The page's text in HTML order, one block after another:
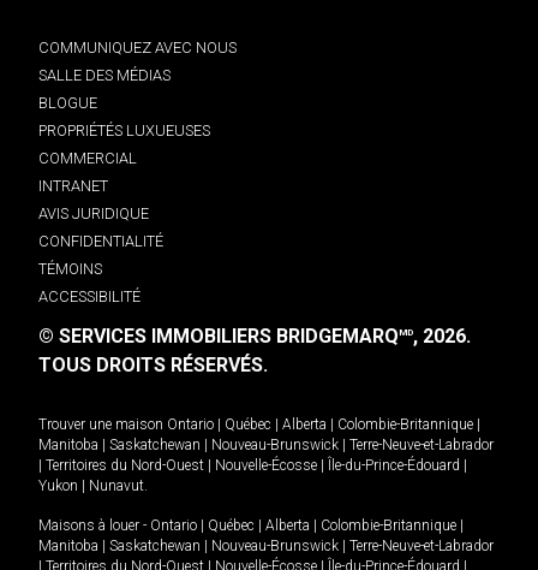
COMMUNIQUEZ AVEC NOUS
SALLE DES MÉDIAS
BLOGUE
PROPRIÉTÉS LUXUEUSES
COMMERCIAL
INTRANET
AVIS JURIDIQUE
CONFIDENTIALITÉ
TÉMOINS
ACCESSIBILITÉ
© SERVICES IMMOBILIERS BRIDGEMARQMD, 2026.
TOUS DROITS RÉSERVÉS.
Trouver une maison Ontario Québec Alberta Colombie-Britannique
Manitoba
Saskatchewan Nouveau-Brunswick
Terre-Neuve-et-Labrador
Territoires du Nord-Ouest Nouvelle-Écosse Île-du-Prince-Édouard
Yukon
Nunavut.
Maisons à louer - Ontario Québec Alberta Colombie-Britannique
Manitoba
Saskatchewan Nouveau-Brunswick
Terre-Neuve-et-Labrador
Territoires du Nord-Ouest Nouvelle-Écosse Île-du-Prince-Édouard